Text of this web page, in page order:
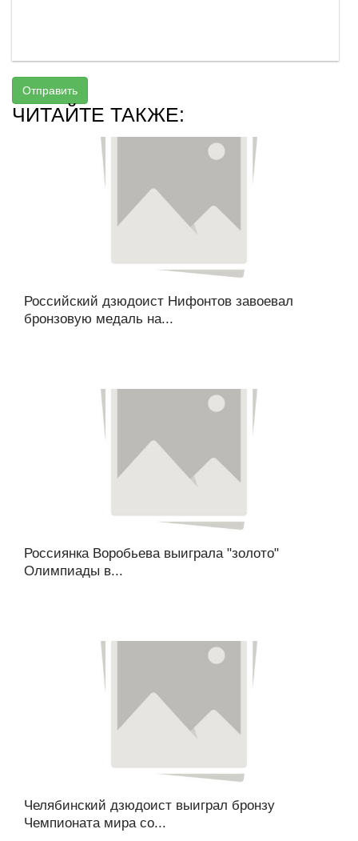
Отправить
ЧИТАЙТЕ ТАКЖЕ:
Российский дзюдоист Нифонтов завоевал
бронзовую медаль на...
Россиянка Воробьева выиграла "золото"
Олимпиады в...
Челябинский дзюдоист выиграл бронзу
Чемпионата мира со...